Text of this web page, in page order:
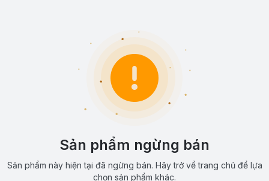
Sản phẩm ngừng bán
Sản phẩm này hiện tại đã ngừng bán. Hãy trở về trang chủ để lựa
chọn sản phẩm khác.